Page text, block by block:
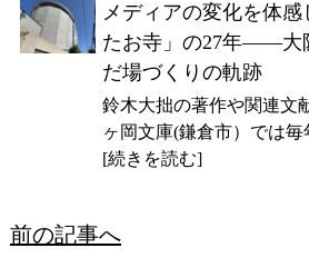
メディアの変化を体
たお寺」の27年――大
だ場づくりの軌跡
鈴木大拙の著作や関連文
ヶ岡文庫(鎌倉市）では
[続きを読む]
前の記事へ